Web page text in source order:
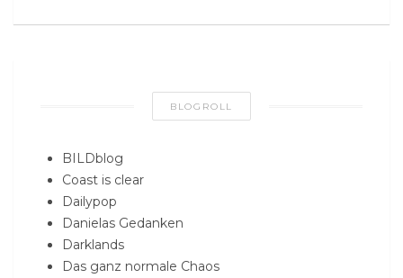
BLOGROLL
BILDblog
Coast is clear
Dailypop
Danielas Gedanken
Darklands
Das ganz normale Chaos